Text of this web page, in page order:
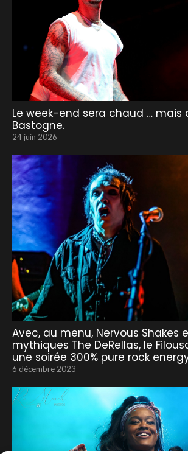
Le week-end sera chaud … mais
Bastogne.
24 juin 2026
Avec, au menu, Nervous Shakes
mythiques The DeRellas, le
une soirée 300% pure rock
6 décembre 2023